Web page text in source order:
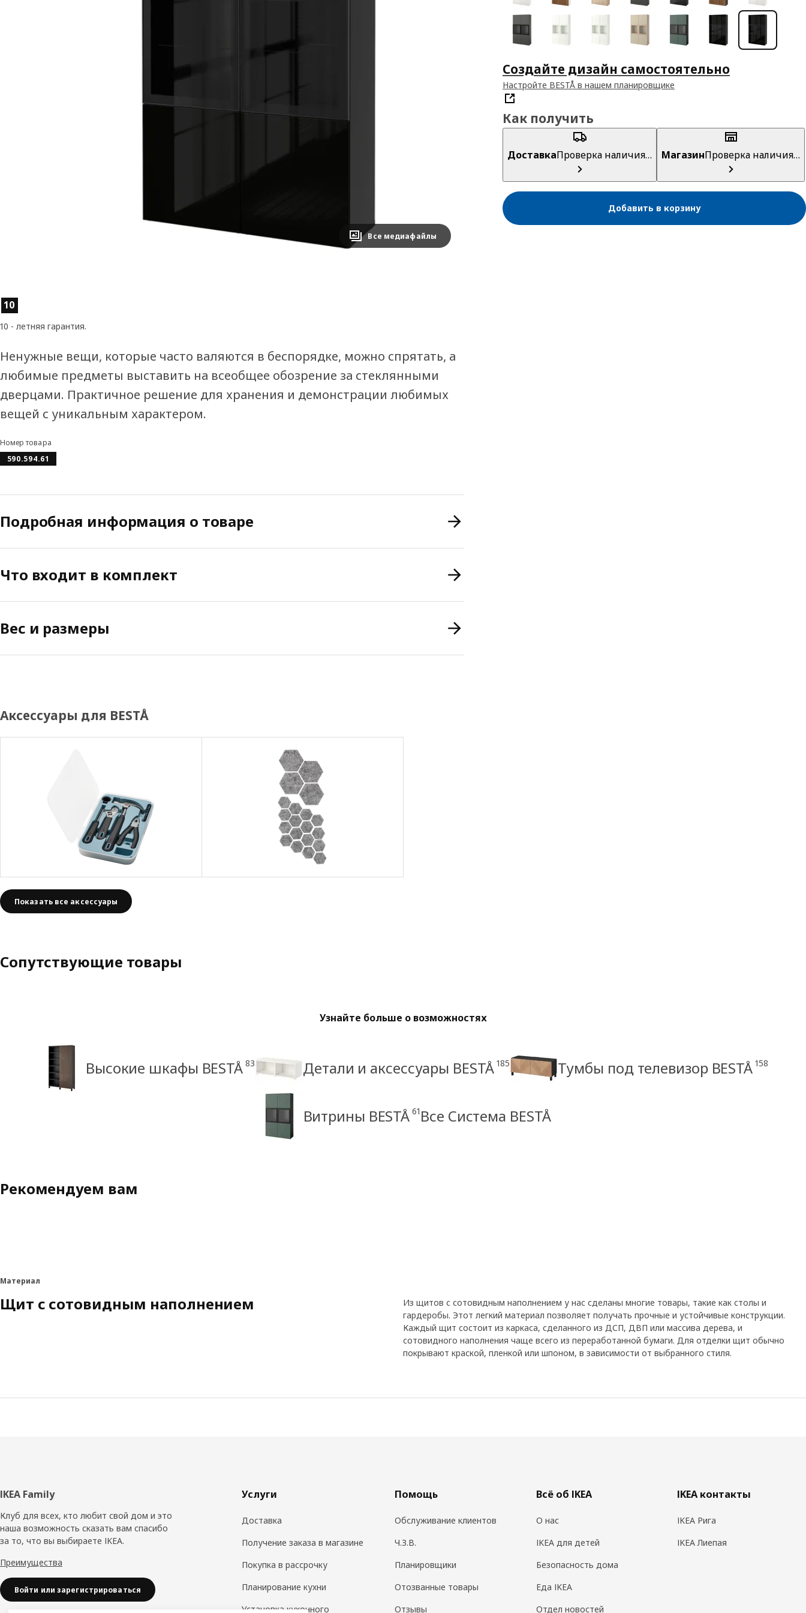
Все медиафайлы
Создайте дизайн самостоятельно
Настройте BESTÅ в нашем планировщике
Как получить
ДоставкаПроверка наличия… МагазинПроверка наличия…
Добавить в корзину
Характеристики товара
10
10 - летняя гарантия.
Ненужные вещи, которые часто валяются в беспорядке, можно спрятать, а
любимые предметы выставить на всеобщее обозрение за стеклянными
дверцами. Практичное решение для хранения и демонстрации любимых
вещей с уникальным характером.
Номер товара
590.594.61
Подробная информация о товаре
Что входит в комплект
Вес и размеры
Аксессуары для BESTÅ
Показать все аксессуары
Сопутствующие товары
Узнайте больше о возможностях
Высокие шкафы BESTÅ 83 Детали и аксессуары BESTÅ 185 Тумбы под телевизор BESTÅ 158
Витрины BESTÅ 61 Все Система BESTÅ
Рекомендуем вам
Материал
Щит с сотовидным наполнением
Из щитов с сотовидным наполнением у нас сделаны многие товары, такие как столы и
гардеробы. Этот легкий материал позволяет получать прочные и устойчивые конструкции.
Каждый щит состоит из каркаса, сделанного из ДСП, ДВП или массива дерева, и
сотовидного наполнения чаще всего из переработанной бумаги. Для отделки щит обычно
покрывают краской, пленкой или шпоном, в зависимости от выбранного стиля.
Нижний
колонтитул
IKEA Family
Клуб для всех, кто любит свой дом и это
наша возможность сказать вам спасибо
за то, что вы выбираете IKEA.
Преимущества
Войти или зарегистрироваться
Услуги
Доставка
Получение заказа в магазине
Покупка в рассрочку
Планирование кухни
Установка кухонного
Помощь
Обслуживание клиентов
Ч.З.В.
Планировщики
Отозванные товары
Отзывы
Всё об IKEA
О нас
IKEA для детей
Безопасность дома
Еда IKEA
Отдел новостей
IKEA контакты
IKEA Рига
IKEA Лиепая